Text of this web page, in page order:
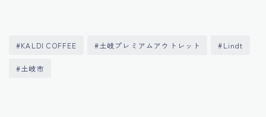
#KALDI COFFEE #土岐プレミアムアウトレット #Lindt
#土岐市